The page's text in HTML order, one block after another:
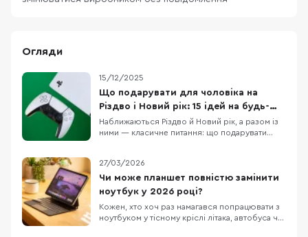
Огляди
15/12/2025
Що подарувати для чоловіка на
Різдво і Новий рік: 15 ідей на будь-
який бюджет
Наближаються Різдво й Новий рік, а разом із
ними — класичне питання: що подарувати
ідей під різні сценарії життя: для геймера,
офісного працівника, спортсмена, меломана
та любителя подорожей. Тут немає
випадкових по
27/03/2026
Чи може планшет повністю замінити
ноутбук у 2026 році?
Кожен, хто хоч раз намагався попрацювати з
ноутбуком у тісному кріслі літака, автобуса чи